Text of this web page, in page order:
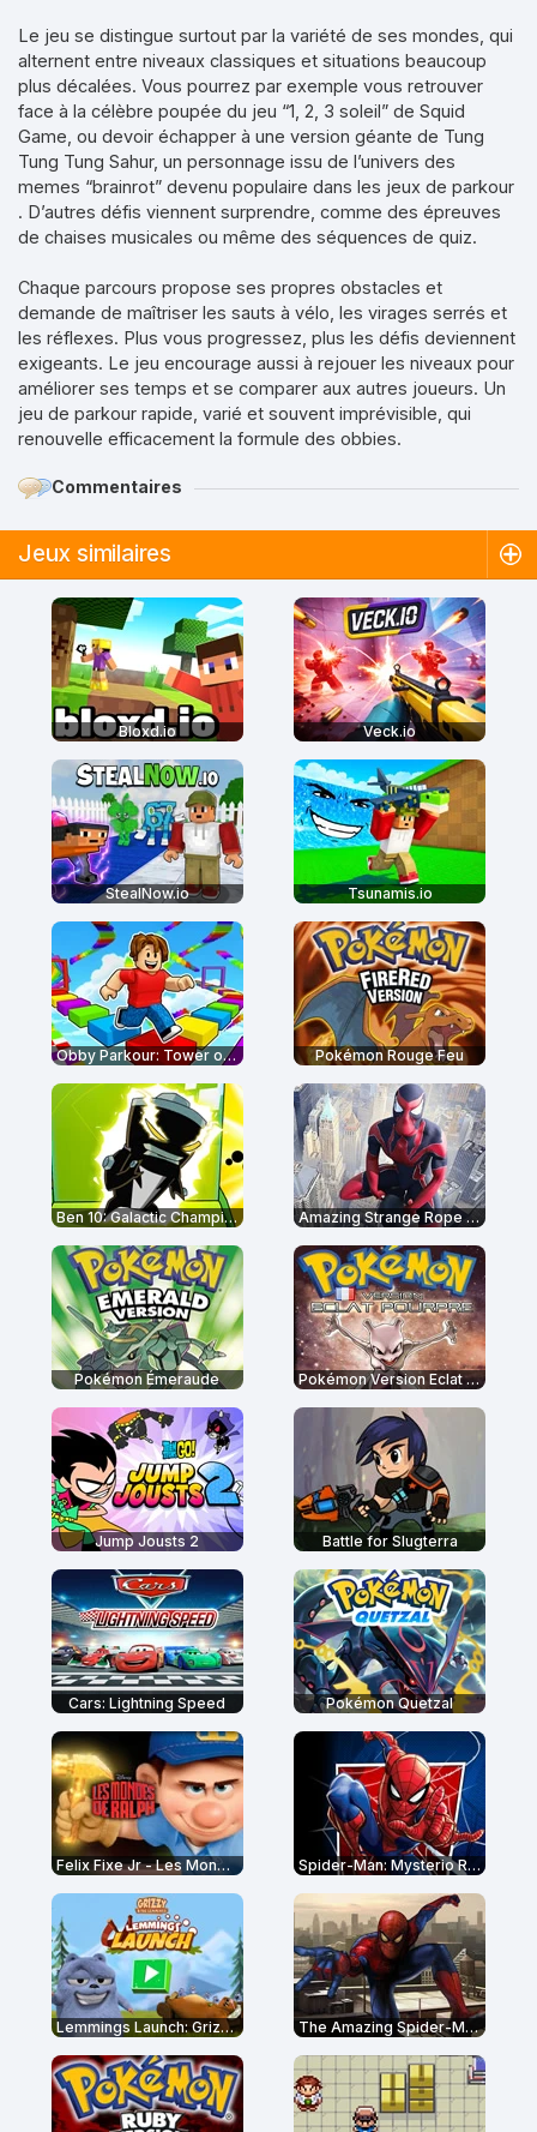
Le jeu se distingue surtout par la variété de ses mondes, qui
alternent entre niveaux classiques et situations beaucoup
plus décalées. Vous pourrez par exemple vous retrouver
face à la célèbre poupée du jeu “1, 2, 3 soleil” de Squid
Game, ou devoir échapper à une version géante de Tung
Tung Tung Sahur, un personnage issu de l’univers des
memes “brainrot” devenu populaire dans les jeux de parkour
. D’autres défis viennent surprendre, comme des épreuves
de chaises musicales ou même des séquences de quiz.
Chaque parcours propose ses propres obstacles et
demande de maîtriser les sauts à vélo, les virages serrés et
les réflexes. Plus vous progressez, plus les défis deviennent
exigeants. Le jeu encourage aussi à rejouer les niveaux pour
améliorer ses temps et se comparer aux autres joueurs. Un
jeu de parkour rapide, varié et souvent imprévisible, qui
renouvelle efficacement la formule des obbies.
Commentaires
Jeux similaires
Bloxd.io Veck.io
StealNow.io Tsunamis.io
Obby Parkour: Tower of Hell Pokémon Rouge Feu
Ben 10: Galactic Champions Amazing Strange Rope Police
Pokémon Émeraude Pokémon Version Eclat Pourpre
Jump Jousts 2 Battle for Slugterra
Cars: Lightning Speed Pokémon Quetzal
Felix Fixe Jr - Les Mondes de Ralph Spider-Man: Mysterio Rush
Lemmings Launch: Grizzy & The Lemmings The Amazing Spider-Man